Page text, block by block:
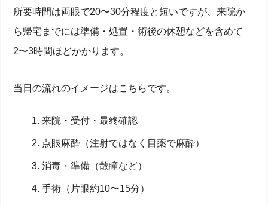
所要時間は両眼で20〜30分程度と短いですが、来院か
ら帰宅までには準備・処置・術後の休憩などを含めて
2〜3時間ほどかかります。
当日の流れのイメージはこちらです。
来院・受付・最終確認
点眼麻酔（注射ではなく目薬で麻酔）
消毒・準備（散瞳など）
手術（片眼約10〜15分）